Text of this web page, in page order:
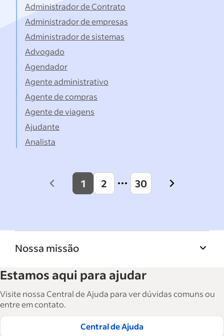
Administrador de Contrato
Administrador de empresas
Administrador de sistemas
Advogado
Agendador
Agente administrativo
Agente de compras
Agente de viagens
Ajudante
Analista
Previous
1 2 30
Next
Nossa missão
Indeed ajuda empresas a crescer e gerenciar a
força de trabalho. São mais de 15 mil artigos
em seis idiomas, em que você encontra
conselhos táticos, instruções e práticas
recomendadas para ajudar as empresas a
Estamos aqui para ajudar
Visite nossa Central de Ajuda para ver dúvidas comuns ou
entre em contato.
Central de Ajuda